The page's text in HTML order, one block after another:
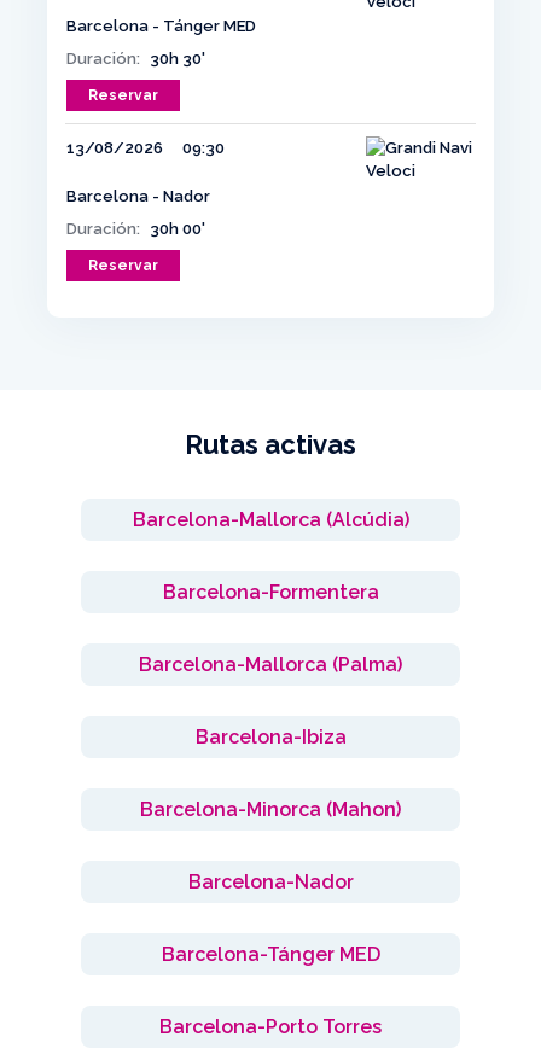
Barcelona - Tánger MED
Duración:
30h 30'
Reservar
13/08/2026 09:30
Barcelona - Nador
Duración:
30h 00'
Reservar
Rutas activas
Barcelona-Mallorca (Alcúdia)
Barcelona-Formentera
Barcelona-Mallorca (Palma)
Barcelona-Ibiza
Barcelona-Minorca (Mahon)
Barcelona-Nador
Barcelona-Tánger MED
Barcelona-Porto Torres